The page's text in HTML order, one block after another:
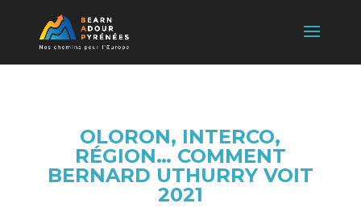
OLORON, INTERCO,
RÉGION… COMMENT
BERNARD UTHURRY VOIT
2021